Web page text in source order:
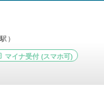
）
マイナ受付 (スマホ可)